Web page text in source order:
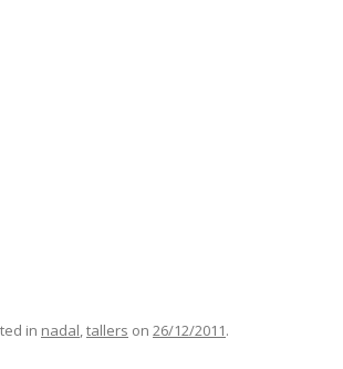
in nadal tallers on 26/12/2011.